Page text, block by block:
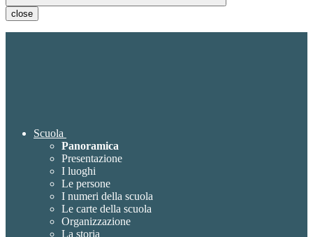
close
Scuola
Panoramica
Presentazione
I luoghi
Le persone
I numeri della scuola
Le carte della scuola
Organizzazione
La storia